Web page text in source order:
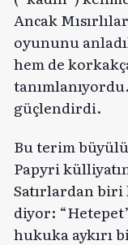
Ancak
oyununu
hem de
güçlendirdi.
Bu terim
Papyri
Satırlardan biri
diyor:
hukuka aykırı